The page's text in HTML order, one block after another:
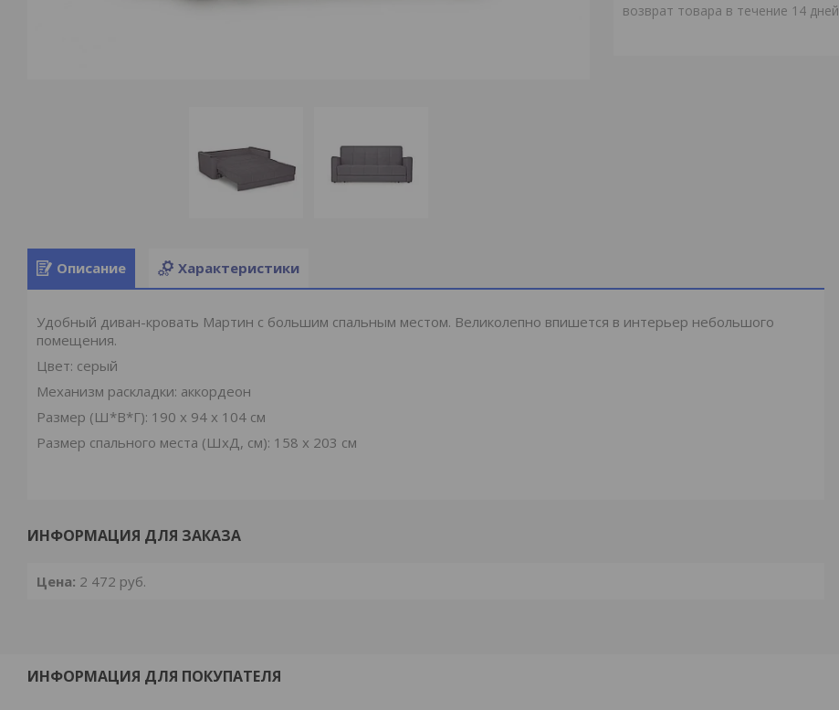
возврат товара в течение 14 дней
Описание Характеристики
Удобный диван-кровать Мартин с большим спальным местом. Великолепно впишется в интерьер небольшого
помещения.
Цвет: серый
Механизм раскладки: аккордеон
Размер (Ш*В*Г): 190 x 94 x 104 см
Размер спального места (ШxД, см): 158 х 203 см
ИНФОРМАЦИЯ ДЛЯ ЗАКАЗА
Цена: 2 472 руб.
ИНФОРМАЦИЯ ДЛЯ ПОКУПАТЕЛЯ